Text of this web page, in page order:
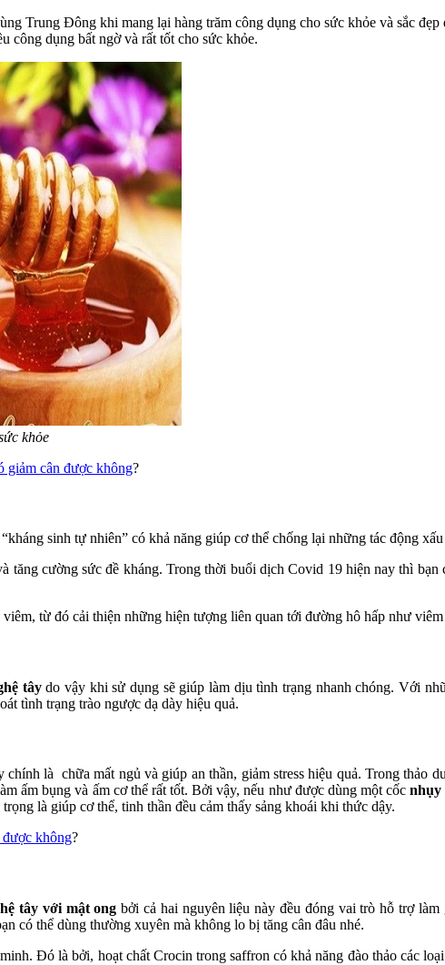
Trung Đông khi mang lại hàng trăm công dụng cho sức khỏe và sắc
công dụng bất ngờ và rất tốt cho sức khỏe.
khỏe
giảm cân được không?
sinh tự nhiên” có khả năng giúp cơ thể chống lại những tác động
tăng cường sức đề kháng. Trong thời buổi dịch Covid 19 hiện nay thì bạn
từ đó cải thiện những hiện tượng liên quan tới đường hô hấp như
tâydo vậy khi sử dụng sẽ giúp làm dịu tình trạng nhanh chóng. Với
tình trạng trào ngược dạ dày hiệu quả.
là chữa mất ngủ và giúp an thần, giảm stress hiệu quả. Trong thảo
ấm bụng và ấm cơ thể rất tốt. Bởi vậy, nếu như được dùng một cốcnhụy
là giúp cơ thể, tinh thần đều cảm thấy sảng khoái khi thức dậy.
không?
tây với mật ong bởi cả hai nguyên liệu này đều đóng vai trò hỗ trợ
có thể dùng thường xuyên mà không lo bị tăng cân đâu nhé.
Đó là bởi, hoạt chất Crocin trong saffron có khả năng đào thảo các